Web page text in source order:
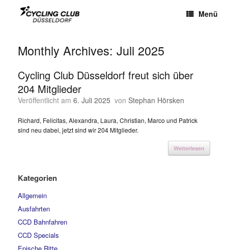
Menü
Monthly Archives: Juli 2025
Cycling Club Düsseldorf freut sich über
204 Mitglieder
Veröffentlicht am 6. Juli 2025 von Stephan Hörsken
Richard, Felicitas, Alexandra, Laura, Christian, Marco und Patrick
sind neu dabei, jetzt sind wir 204 Mitglieder.
Weiterlesen
Kategorien
Allgemein
Ausfahrten
CCD Bahnfahren
CCD Specials